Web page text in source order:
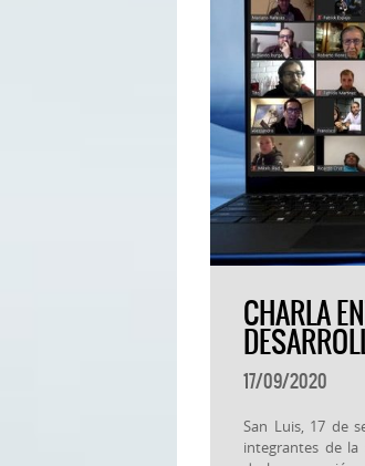
CHARLA
17/09/2020
San Luis, 17 de
integrantes de la